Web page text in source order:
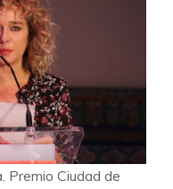
Premio Ciudad de